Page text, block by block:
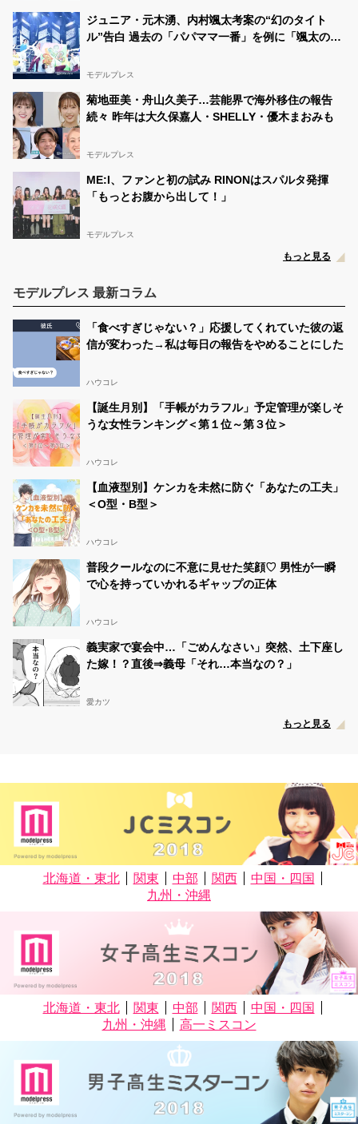
ジュニア・元木湧、内村颯太考案の“幻のタイト
ル”告白 過去の「パパママ一番」を例に「颯太の作
モデルプレス
菊地亜美・舟山久美子…芸能界で海外移住の報告
続々 昨年は大久保嘉人・SHELLY・優木まおみも
モデルプレス
ME:I、ファンと初の試み RINONはスパルタ発揮
「もっとお腹から出して！」
モデルプレス
もっと見る
モデルプレス 最新コラム
「食べすぎじゃない？」応援してくれていた彼の返
信が変わった→私は毎日の報告をやめることにした
ハウコレ
【誕生月別】「手帳がカラフル」予定管理が楽しそ
うな女性ランキング＜第１位～第３位＞
ハウコレ
【血液型別】ケンカを未然に防ぐ「あなたの工夫」
＜O型・B型＞
ハウコレ
普段クールなのに不意に見せた笑顔♡ 男性が一瞬
で心を持っていかれるギャップの正体
ハウコレ
義実家で宴会中…「ごめんなさい」突然、土下座し
た嫁！？直後⇒義母「それ…本当なの？」
愛カツ
もっと見る
北海道・東北 関東 中部 関西
中国・四国
九州・沖縄
北海道・東北 関東 中部 関西
中国・四国
九州・沖縄
高一ミスコン